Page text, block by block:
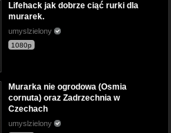
Lifehack jak dobrze ciąć rurki dla
murarek.
umyslzielony
1080p
Murarka nie ogrodowa (Osmia
cornuta) oraz Zadrzechnia w
Czechach
umyslzielony